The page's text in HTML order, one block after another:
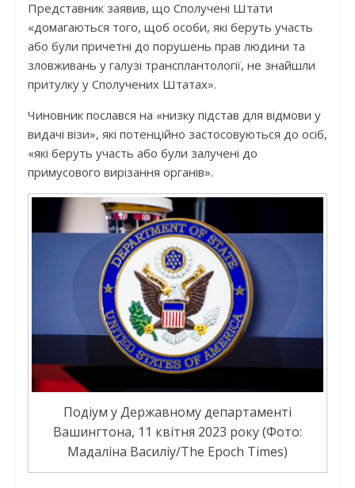
Представник заявив, що Сполучені Штати
«домагаються того, щоб особи, які беруть участь
або були причетні до порушень прав людини та
зловживань у галузі трансплантології, не знайшли
притулку у Сполучених Штатах».
Чиновник послався на «низку підстав для відмови у
видачі візи», які потенційно застосовуються до осіб,
«які беруть участь або були залучені до
примусового вирізання органів».
Подіум у Державному департаменті
Вашингтона, 11 квітня 2023 року (Фото:
Мадаліна Василіу/The Epoch Times)